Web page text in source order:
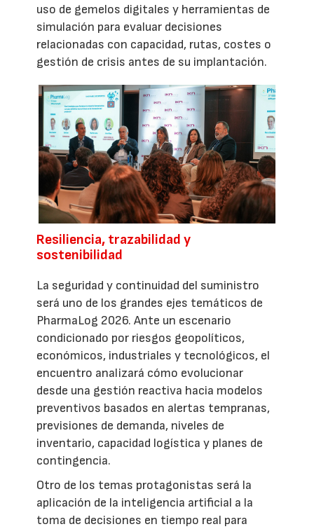
uso de gemelos digitales y herramientas de
simulación para evaluar decisiones
relacionadas con capacidad, rutas, costes o
gestión de crisis antes de su implantación.
Resiliencia, trazabilidad y
sostenibilidad
La seguridad y continuidad del suministro
será uno de los grandes ejes temáticos de
PharmaLog 2026. Ante un escenario
condicionado por riesgos geopolíticos,
económicos, industriales y tecnológicos, el
encuentro analizará cómo evolucionar
desde una gestión reactiva hacia modelos
preventivos basados en alertas tempranas,
previsiones de demanda, niveles de
inventario, capacidad logística y planes de
contingencia.
Otro de los temas protagonistas será la
aplicación de la inteligencia artificial a la
toma de decisiones en tiempo real para